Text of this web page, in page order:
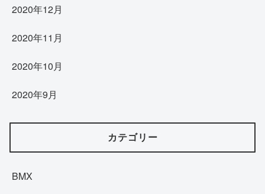
2020年12月
2020年11月
2020年10月
2020年9月
カテゴリー
BMX